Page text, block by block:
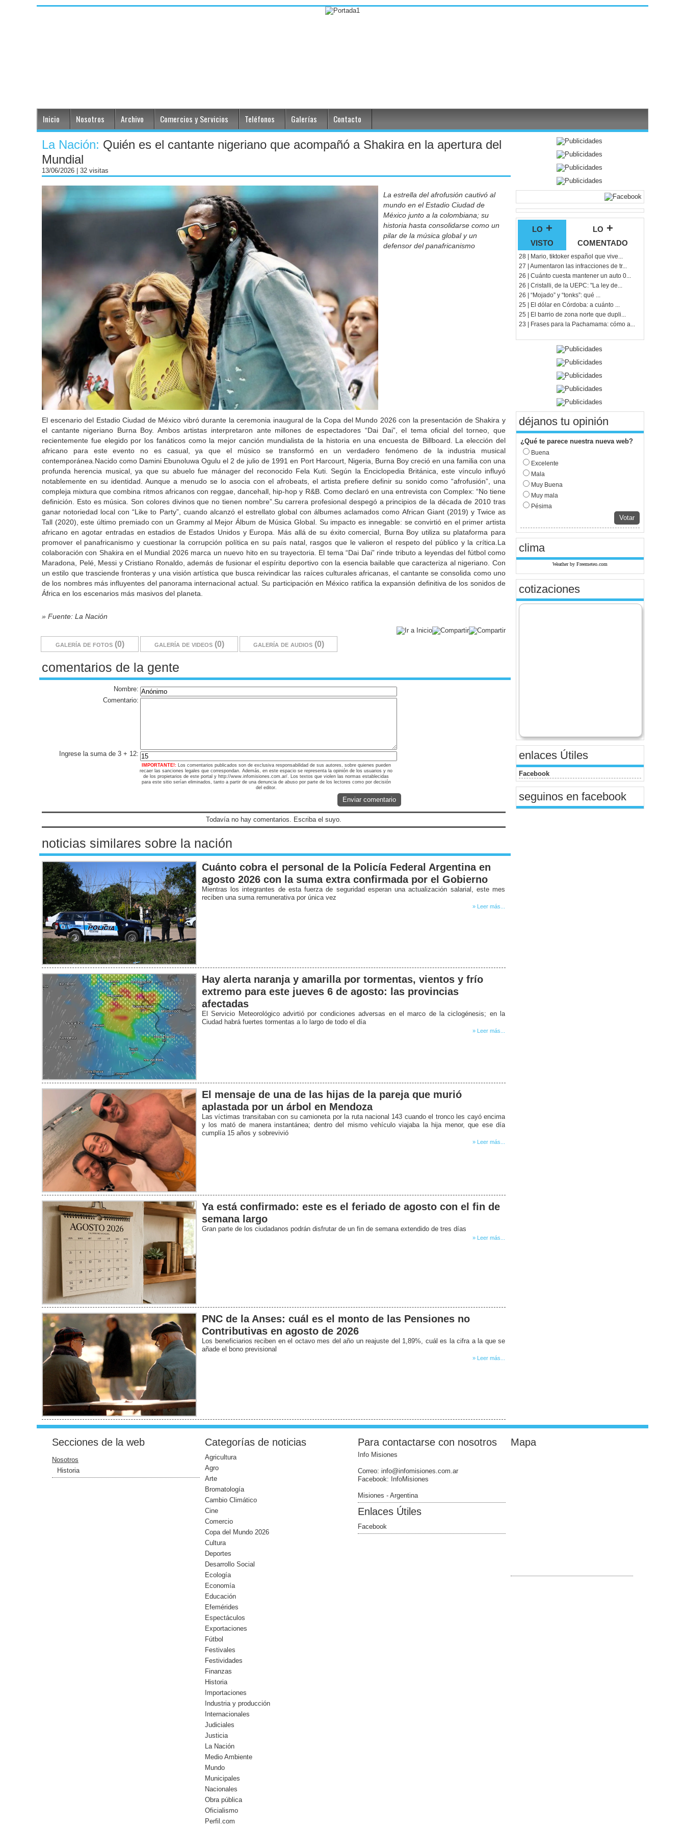
Inicio Nosotros Archivo Comercios y Servicios Teléfonos Galerías Contacto
La Nación: Quién es el cantante nigeriano que acompañó a Shakira en la apertura del
Mundial
13/06/2026 | 32 visitas
La estrella del afrofusión cautivó al
mundo en el Estadio Ciudad de
México junto a la colombiana; su
historia hasta consolidarse como un
pilar de la música global y un
defensor del panafricanismo
El escenario del Estadio Ciudad de México vibró durante la ceremonia inaugural de la Copa del Mundo 2026 con la presentación de Shakira y
el cantante nigeriano Burna Boy. Ambos artistas interpretaron ante millones de espectadores “Dai Dai”, el tema oficial del torneo, que
recientemente fue elegido por los fanáticos como la mejor canción mundialista de la historia en una encuesta de Billboard. La elección del
africano para este evento no es casual, ya que el músico se transformó en un verdadero fenómeno de la industria musical
contemporánea.Nacido como Damini Ebunoluwa Ogulu el 2 de julio de 1991 en Port Harcourt, Nigeria, Burna Boy creció en una familia con una
profunda herencia musical, ya que su abuelo fue mánager del reconocido Fela Kuti. Según la Enciclopedia Británica, este vínculo influyó
notablemente en su identidad. Aunque a menudo se lo asocia con el afrobeats, el artista prefiere definir su sonido como “afrofusión”, una
compleja mixtura que combina ritmos africanos con reggae, dancehall, hip-hop y R&B. Como declaró en una entrevista con Complex: “No tiene
definición. Esto es música. Son colores divinos que no tienen nombre”.Su carrera profesional despegó a principios de la década de 2010 tras
ganar notoriedad local con “Like to Party”, cuando alcanzó el estrellato global con álbumes aclamados como African Giant (2019) y Twice as
Tall (2020), este último premiado con un Grammy al Mejor Álbum de Música Global. Su impacto es innegable: se convirtió en el primer artista
africano en agotar entradas en estadios de Estados Unidos y Europa. Más allá de su éxito comercial, Burna Boy utiliza su plataforma para
promover el panafricanismo y cuestionar la corrupción política en su país natal, rasgos que le valieron el respeto del público y la crítica.La
colaboración con Shakira en el Mundial 2026 marca un nuevo hito en su trayectoria. El tema “Dai Dai” rinde tributo a leyendas del fútbol como
Maradona, Pelé, Messi y Cristiano Ronaldo, además de fusionar el espíritu deportivo con la esencia bailable que caracteriza al nigeriano. Con
un estilo que trasciende fronteras y una visión artística que busca reivindicar las raíces culturales africanas, el cantante se consolida como uno
de los nombres más influyentes del panorama internacional actual. Su participación en México ratifica la expansión definitiva de los sonidos de
África en los escenarios más masivos del planeta.
» Fuente: La Nación
galería de fotos (0) galería de videos (0) galería de audios (0)
comentarios de la gente
Nombre:
Comentario:
Ingrese la suma de 3 + 12:
IMPORTANTE!:
Los comentarios publicados son de exclusiva responsabilidad de sus autores, sobre quienes pueden
recaer las sanciones legales que correspondan. Además, en este espacio se representa la opinión de los usuarios y no
de los propietarios de este portal y http://www.infomisiones.com.ar/. Los textos que violen las normas establecidas
para este sitio serían eliminados, tanto a partir de una denuncia de abuso por parte de los lectores como por decisión
del editor.
Enviar comentario
Todavía no hay comentarios. Escriba el suyo.
noticias similares sobre la nación
Cuánto cobra el personal de la Policía Federal Argentina en
agosto 2026 con la suma extra confirmada por el Gobierno
Mientras los integrantes de esta fuerza de seguridad esperan una actualización salarial, este mes
reciben una suma remunerativa por única vez
» Leer más...
Hay alerta naranja y amarilla por tormentas, vientos y frío
extremo para este jueves 6 de agosto: las provincias
afectadas
El Servicio Meteorológico advirtió por condiciones adversas en el marco de la ciclogénesis; en la
Ciudad habrá fuertes tormentas a lo largo de todo el día
» Leer más...
El mensaje de una de las hijas de la pareja que murió
aplastada por un árbol en Mendoza
Las víctimas transitaban con su camioneta por la ruta nacional 143 cuando el tronco les cayó encima
y los mató de manera instantánea; dentro del mismo vehículo viajaba la hija menor, que ese día
cumplía 15 años y sobrevivió
» Leer más...
Ya está confirmado: este es el feriado de agosto con el fin de
semana largo
Gran parte de los ciudadanos podrán disfrutar de un fin de semana extendido de tres días
» Leer más...
PNC de la Anses: cuál es el monto de las Pensiones no
Contributivas en agosto de 2026
Los beneficiarios reciben en el octavo mes del año un reajuste del 1,89%, cuál es la cifra a la que se
añade el bono previsional
» Leer más...
lo +
visto
lo +
comentado
28 | Mario, tiktoker español que vive...
27 | Aumentaron las infracciones de tr...
26 | Cuánto cuesta mantener un auto 0...
26 | Cristalli, de la UEPC: "La ley de...
26 | “Mojado” y “tonks”: qué ...
25 | El dólar en Córdoba: a cuánto ...
25 | El barrio de zona norte que dupli...
23 | Frases para la Pachamama: cómo a...
déjanos tu opinión
¿Qué te parece nuestra nueva web?
Buena
Excelente
Mala
Muy Buena
Muy mala
Pésima
Votar
clima
Weather by Freemeteo.com
cotizaciones
enlaces Útiles
Facebook
seguinos en facebook
Secciones de la web
Nosotros
Historia
Categorías de noticias
Agricultura
Agro
Arte
Bromatología
Cambio Climático
Cine
Comercio
Copa del Mundo 2026
Cultura
Deportes
Desarrollo Social
Ecología
Economía
Educación
Efemérides
Espectáculos
Exportaciones
Fútbol
Festivales
Festividades
Finanzas
Historia
Importaciones
Industria y producción
Internacionales
Judiciales
Justicia
La Nación
Medio Ambiente
Mundo
Municipales
Nacionales
Obra pública
Oficialismo
Perfil.com
Para contactarse con nosotros
Info Misiones
Correo: info@infomisiones.com.ar
Facebook: InfoMisiones
Misiones - Argentina
Enlaces Útiles
Facebook
Mapa